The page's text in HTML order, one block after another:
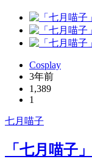
Cosplay
3年前
1,389
1
七月喵子
「七月喵子